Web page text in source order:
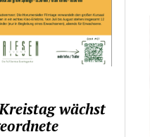
wächst